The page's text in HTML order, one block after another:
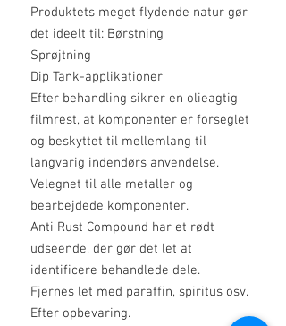
Produktets meget flydende natur gør
det ideelt til: Børstning
Sprøjtning
Dip Tank-applikationer
Efter behandling sikrer en olieagtig
filmrest, at komponenter er forseglet
og beskyttet til mellemlang til
langvarig indendørs anvendelse.
Velegnet til alle metaller og
bearbejdede komponenter.
Anti Rust Compound har et rødt
udseende, der gør det let at
identificere behandlede dele.
Fjernes let med paraffin, spiritus osv.
Efter opbevaring.